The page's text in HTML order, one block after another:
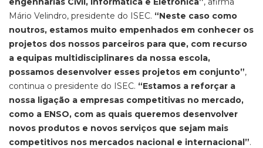
Mário Velindro, presidente do ISEC. “Neste caso como
noutros, estamos muito empenhados em conhecer os
projetos dos nossos parceiros para que, com recurso
a equipas multidisciplinares da nossa escola,
possamos desenvolver esses projetos em conjunto”,
continua o presidente do ISEC. “Estamos a reforçar a
nossa ligação a empresas competitivas no mercado,
como a ENSO, com as quais queremos desenvolver
novos produtos e novos serviços que sejam mais
competitivos nos mercados nacional e internacional”.